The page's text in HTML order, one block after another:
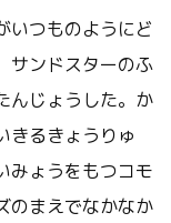
いつものようにど
サンドスターのふ
んじょうした。か
きるきょうりゅ
みょうをもつコモ
のまえでなかなか